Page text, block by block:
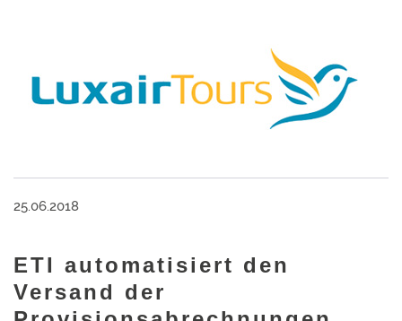
25.06.2018
ETI automatisiert den
Versand der